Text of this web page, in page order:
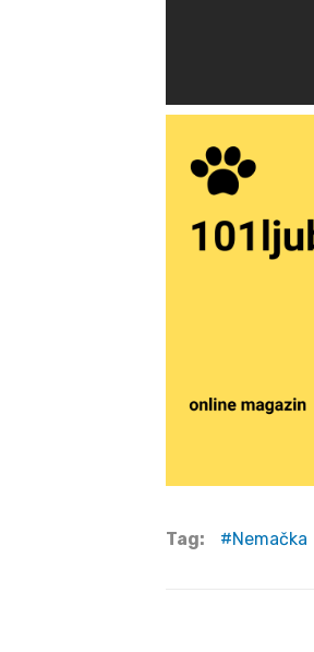
Tag: Nemačka